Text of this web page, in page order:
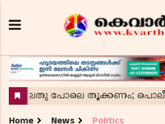
Home News Politics